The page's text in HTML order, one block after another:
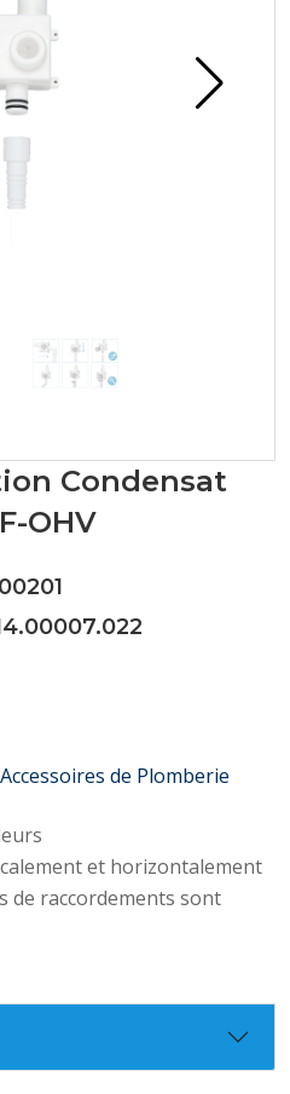
Condensat
OHV
Accessoires de Plomberie
et horizontalement
de raccordements sont